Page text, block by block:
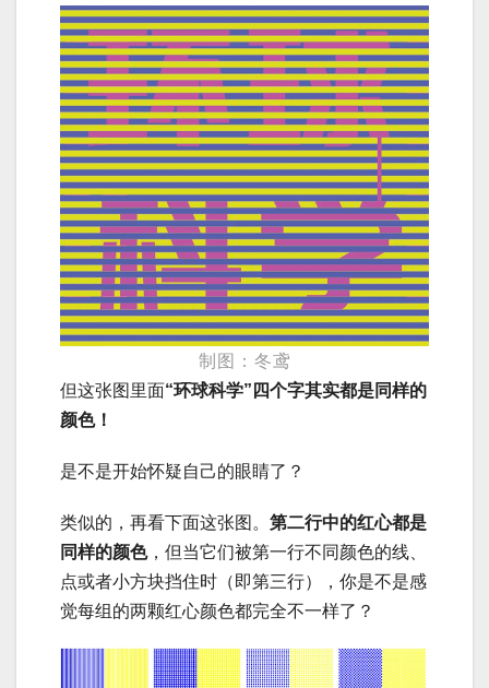
制图：冬鸢
但这张图里面“环球科学”四个字其实都是同样的
颜色！
是不是开始怀疑自己的眼睛了？
类似的，再看下面这张图。 第二行中的红心都是
同样的颜色，但当它们被第一行不同颜色的线、
点或者小方块挡住时（即第三行），你是不是感
觉每组的两颗红心颜色都完全不一样了？